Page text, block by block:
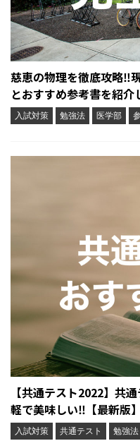
慈恵の物理を徹底攻略‼︎
とおすすめ参考書を紹介
入試対策 勉強法 医学部
【共通テスト2022】共
軽で美味しい‼︎【最新版】
入試対策 共通テスト 勉強法